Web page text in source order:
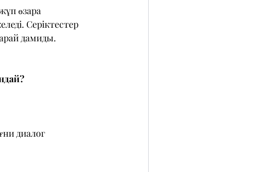
өзара
Серіктестер
дамиды.
диалог